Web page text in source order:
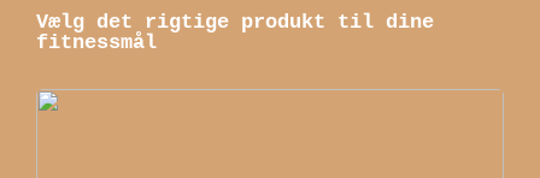
Vælg det rigtige produkt til dine
fitnessmål